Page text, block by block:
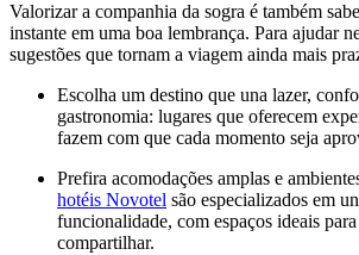
Valorizar a companhia da sogra é também
instante em uma boa lembrança. Para ajudar
sugestões que tornam a viagem ainda mais
Escolha um destino que una lazer,
gastronomia: lugares que oferecem
fazem com que cada momento seja
Prefira acomodações amplas e
hotéis Novotel são especializados em
funcionalidade, com espaços ideais
compartilhar.